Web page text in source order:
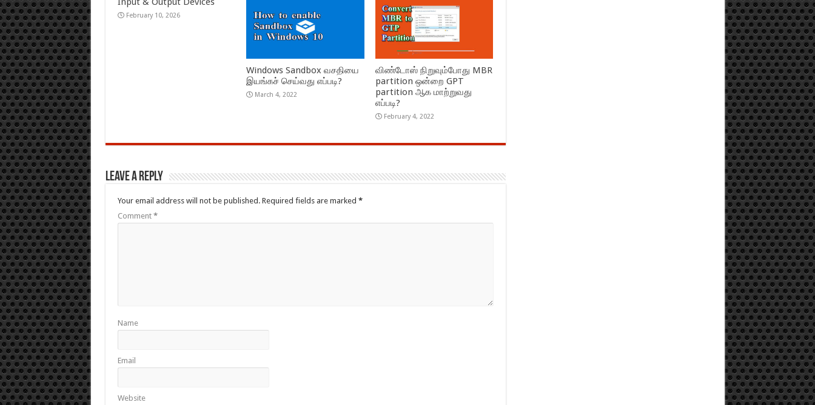
February 10, 2026
Windows Sandbox வசதியை
இயங்கச் செய்வது எப்படி?
March 4, 2022
விண்டோஸ் நிறுவும்போது MBR
partition ஒன்றை GPT
partition ஆக மாற்றுவது
எப்படி?
February 4, 2022
Leave a Reply
Your email address will not be published. Required fields are marked *
Comment *
Name
Email
Website